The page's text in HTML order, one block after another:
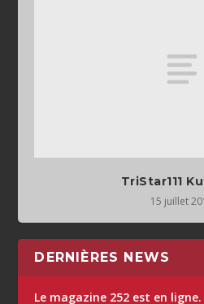
TriStar111
15 juillet
DERNIÈRES NEWS
Le magazine 252 est en ligne.